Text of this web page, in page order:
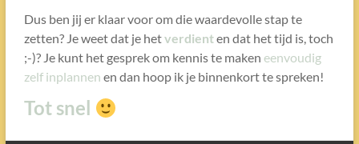
Dus ben jij er klaar voor om die waardevolle stap te
zetten? Je weet dat je hetverdienten dat het tijd is, toch
;-)? Je kunt het gesprek om kennis te maken eenvoudig
zelf inplannen en dan hoop ik je binnenkort te spreken!
Tot snel